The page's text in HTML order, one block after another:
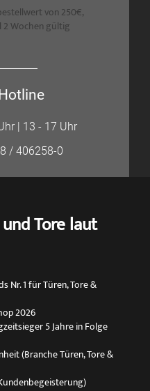
von 250€,
2 Wochen gültig
| 13 - 17 Uhr
/ 406258-0
Tore laut
Nr. 1 für Türen, Tore &
2026
5 Jahre in Folge
(Branche Türen, Tore &